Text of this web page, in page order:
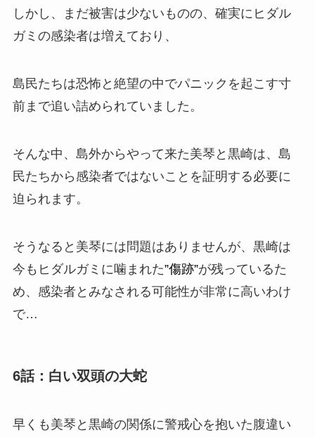
しかし、まだ被害は少ないものの、確実にヒダル
ガミの感染者は増えており、
島民たちは恐怖と絶望の中でパニックを起こす寸
前まで追い詰められていました。
そんな中、島外からやって来た美琴と黒崎は、島
民たちから 感染者ではないことを証明する必要に
迫られます。
そうなると美琴には問題はありませんが、黒崎は
今もヒダルガミに噛まれた”傷跡”が残っているた
め、感染者とみなされる可能性が非常に高いわけ
で…
6話：白い双頭の大蛇
早くも美琴と黒崎の関係に警戒心を抱いた腹違い